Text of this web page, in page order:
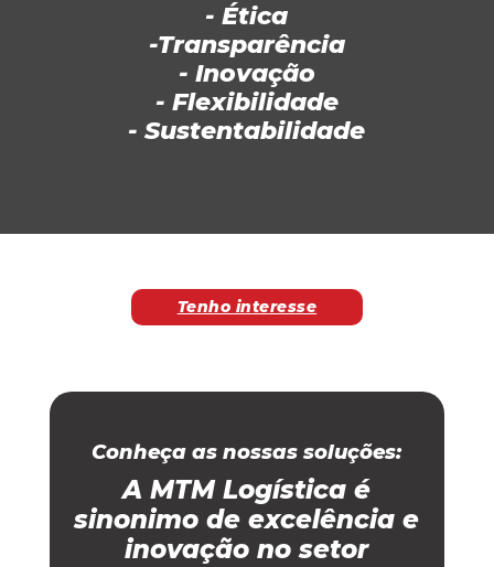
- Ética
-Transparência
- Inovação
- Flexibilidade
- Sustentabilidade
Tenho interesse
Conheça as nossas soluções:
A MTM Logística é
sinonimo de excelência e
inovação no setor